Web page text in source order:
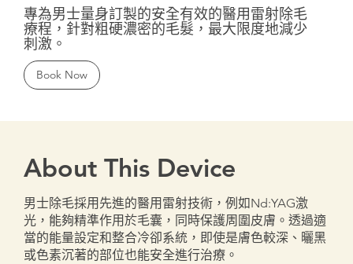
專為男士量身訂製的安全有效的醫用雷射除毛
療程，針對粗硬濃密的毛髮，最大限度地減少
刺激。
Book Now
About This Device
男士除毛採用先進的醫用雷射技術，例如Nd:YAG激
光，能夠精準作用於毛囊，同時保護周圍皮膚。透過適
當的能量設定和整合冷卻系統，即使是膚色較深、曬黑
或色素沉著的部位也能安全進行治療。